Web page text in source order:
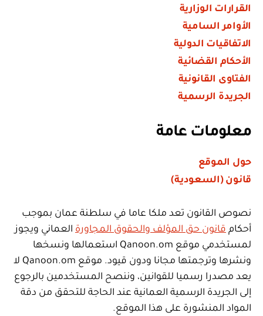
القرارات الوزارية
الأوامر السامية
الاتفاقيات الدولية
الأحكام القضائية
الفتاوى القانونية
الجريدة الرسمية
معلومات عامة
حول الموقع
قانون (السعودية)
نصوص القانون تعد ملكا عاما في سلطنة عمان بموجب
أحكام قانون حق المؤلف والحقوق المجاورة العماني ويجوز
لمستخدمي موقع Qanoon.om استعمالها ونسخها
ونشرها وترجمتها مجانا ودون قيود. موقع Qanoon.om لا
يعد مصدرا رسميا للقوانين، وننصح المستخدمين بالرجوع
إلى الجريدة الرسمية العمانية عند الحاجة للتحقق من دقة
المواد المنشورة على هذا الموقع.